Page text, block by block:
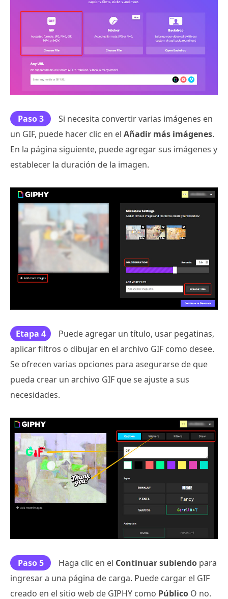
Paso 3
Si necesita convertir varias imágenes en
un GIF, puede hacer clic en el Añadir más imágenes.
En la página siguiente, puede agregar sus imágenes y
establecer la duración de la imagen.
Etapa 4
Puede agregar un título, usar pegatinas,
aplicar filtros o dibujar en el archivo GIF como desee.
Se ofrecen varias opciones para asegurarse de que
pueda crear un archivo GIF que se ajuste a sus
necesidades.
Paso 5 Haga clic en el Continuar subiendo para
ingresar a una página de carga. Puede cargar el GIF
creado en el sitio web de GIPHY como Público O no.